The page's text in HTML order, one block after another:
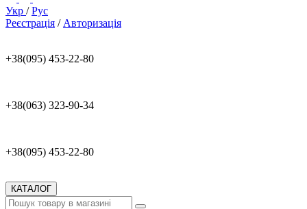
Укр /Рус
Реєстрація / Авторизація
+38(095) 453-22-80
+38(063) 323-90-34
+38(095) 453-22-80
КАТАЛОГ